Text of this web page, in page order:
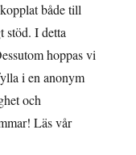
både till
stöd. I detta
hoppas vi
i en anonym
och
Läs vår